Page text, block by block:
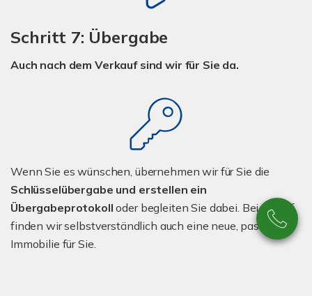
Schritt 7: Übergabe
Auch nach dem Verkauf sind wir für Sie da.
Wenn Sie es wünschen, übernehmen wir für Sie die
Schlüsselübergabe und erstellen ein
Übergabeprotokolloder begleiten Sie dabei. Bei Bedarf
finden wir selbstverständlich auch eine neue, passende
Immobilie für Sie.